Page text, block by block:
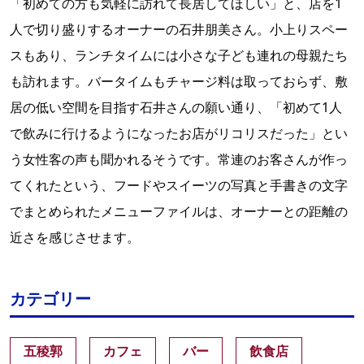
人で切り盛りするオーナーの石井朋美さん。小上りスペー
スもあり、ランチタイムには小さな子ども連れの母親たち
も訪れます。バータイムもチャージ料は取っておらず、敷
居の低い空間を目指す石井さんの願い通り、「初めて1人
で飲みに行けるようになったお店がリコリスだった」とい
う女性客の声も聞かれるそうです。常連のお客さんが作っ
てくれたという、フードやスイーツの写真と手書きの文字
でまとめられたメニューファイルは、オーナーとの距離の
近さを感じさせます。
カテゴリー
五稜郭 カフェ バー 飲食店